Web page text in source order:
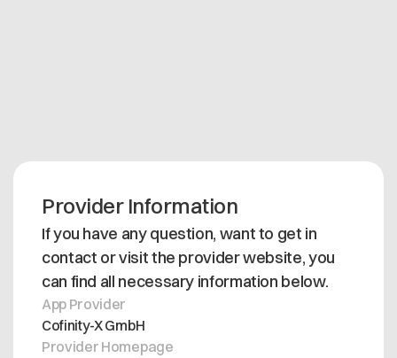
Provider Information
If you have any question, want to get in
contact or visit the provider website, you
can find all necessary information below.
App Provider
Cofinity-X GmbH
Provider Homepage